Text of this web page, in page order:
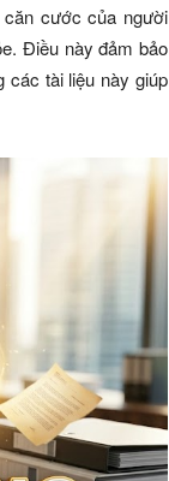
cước của người
Điều này đảm bảo
các tài liệu này giúp